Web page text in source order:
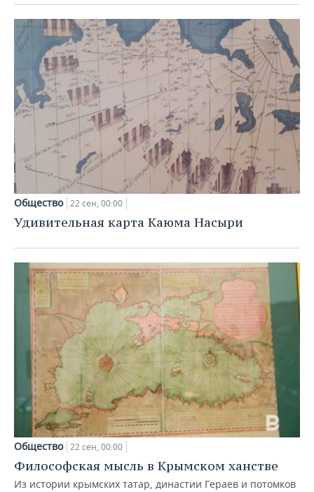
Общество 22 сен, 00:00
Удивительная карта Каюма Насыри
Общество 22 сен, 00:00
Философская мысль в Крымском ханстве
Из истории крымских татар, династии Гераев и потомков